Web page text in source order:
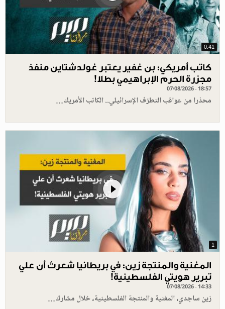
0.41
كاتب أمريكي: بن غفير يعتبر غولدشتاين منفذ
مجزرة الحرم الإبراهيمي بطلا!
07/08/2026 - 18:57
محذرا من عواقب التطرّف الإسرائيلي.. الكاتب الأمريك…
1
المغنية والمنتجة زين: في بريطانيا شعرتُ أن علي
تبرير هويتي الفلسطينية!
07/08/2026 - 14:33
زين ساجدي، المغنية والمنتجة الفلسطينية، خلال مشارك…